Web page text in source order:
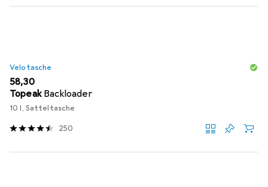
Velotasche
EUR
58,30
Topeak Backloader
10 l, Satteltasche
250